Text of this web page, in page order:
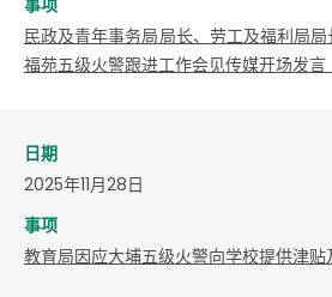
民政及青年事务局局长、劳工及福利局
福苑五级火警跟进工作会见传媒开场发言
日期
2025年11月28日
事项
教育局因应大埔五级火警向学校提供津贴